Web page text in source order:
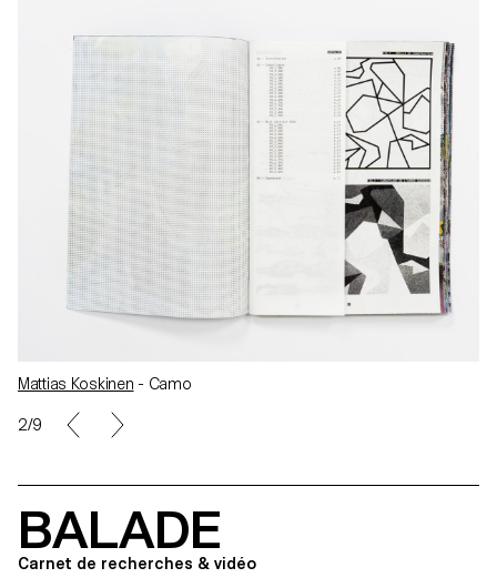
Mattias Koskinen - Camo
3/9
BALADE
Carnet de recherches & vidéo